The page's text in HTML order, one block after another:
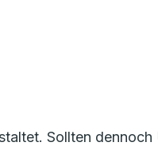
Sollten dennoch